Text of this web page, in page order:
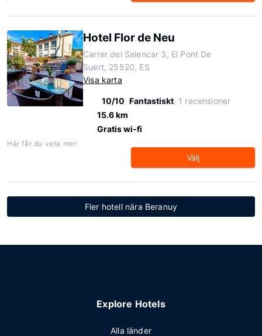
Hotel Flor de Neu
Carrer del Salencar 3, El Pont De
Suert, 25520, ES
Visa karta
10/10 Fantastiskt 1 recensioner
15.6 km
Gratis wi-fi
Här får du veta mer:
Välj
Fler hotell nära Beranuy
Explore Hotels
Alla länder